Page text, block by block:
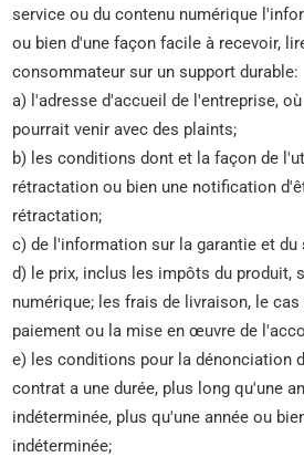
service ou du contenu numérique
ou bien d'une façon facile à recevoir,
consommateur sur un support durable:
a) l'adresse d'accueil de l'entreprise,
pourrait venir avec des plaints;
b) les conditions dont et la façon de
rétractation ou bien une notification
rétractation;
c) de l'information sur la garantie et du
d) le prix, inclus les impôts du produit,
numérique; les frais de livraison, le
paiement ou la mise en œuvre de
e) les conditions pour la dénonciation
contrat a une durée, plus long qu'une
indéterminée, plus qu'une année ou
indéterminée;